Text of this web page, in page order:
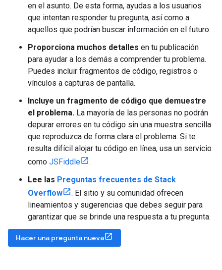
en el asunto. De esta forma, ayudas a los usuarios
que intentan responder tu pregunta, así como a
aquellos que podrían buscar información en el futuro.
Proporciona muchos detalles en tu publicación
para ayudar a los demás a comprender tu problema.
Puedes incluir fragmentos de código, registros o
vínculos a capturas de pantalla.
Incluye un fragmento de código que demuestre
el problema. La mayoría de las personas no podrán
depurar errores en tu código sin una muestra sencilla
que reproduzca de forma clara el problema. Si te
resulta difícil alojar tu código en línea, usa un servicio
como JSFiddle
.
Lee las Preguntas frecuentes de Stack
Overflow
. El sitio y su comunidad ofrecen
lineamientos y sugerencias que debes seguir para
garantizar que se brinde una respuesta a tu pregunta.
Hacer una pregunta nueva